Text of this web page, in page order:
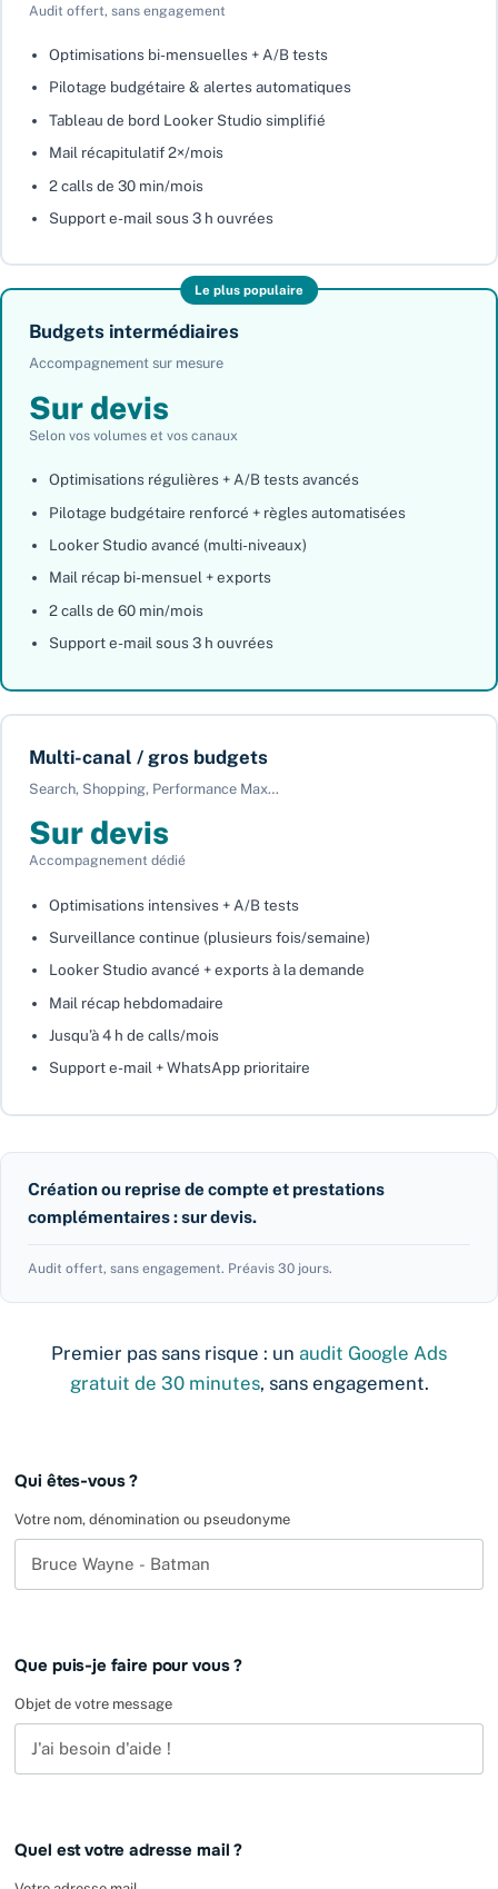
Audit offert, sans engagement
Optimisations bi-mensuelles + A/B tests
Pilotage budgétaire & alertes automatiques
Tableau de bord Looker Studio simplifié
Mail récapitulatif 2×/mois
2 calls de 30 min/mois
Support e-mail sous 3 h ouvrées
Le plus populaire
Budgets intermédiaires
Accompagnement sur mesure
Sur devis
Selon vos volumes et vos canaux
Optimisations régulières + A/B tests avancés
Pilotage budgétaire renforcé + règles automatisées
Looker Studio avancé (multi-niveaux)
Mail récap bi-mensuel + exports
2 calls de 60 min/mois
Support e-mail sous 3 h ouvrées
Multi-canal / gros budgets
Search, Shopping, Performance Max…
Sur devis
Accompagnement dédié
Optimisations intensives + A/B tests
Surveillance continue (plusieurs fois/semaine)
Looker Studio avancé + exports à la demande
Mail récap hebdomadaire
Jusqu’à 4 h de calls/mois
Support e-mail + WhatsApp prioritaire
Création ou reprise de compte et prestations
complémentaires : sur devis.
Audit offert, sans engagement. Préavis 30 jours.
Premier pas sans risque : un audit Google Ads
gratuit de 30 minutes, sans engagement.
this
field
blank
Qui êtes-vous ?
Votre nom, dénomination ou pseudonyme
Que puis-je faire pour vous ?
Objet de votre message
Quel est votre adresse mail ?